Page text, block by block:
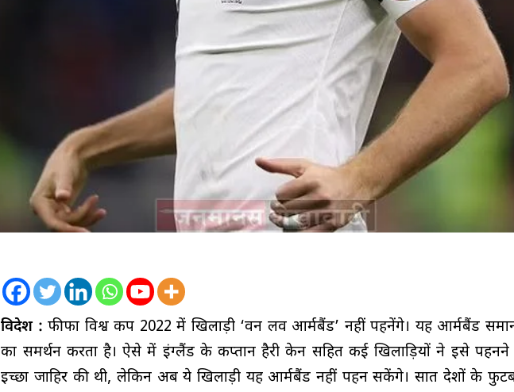
विदेश : फीफा विश्व कप 2022 में खिलाड़ी ‘वन लव आर्मबैंड’ नहीं पहनेंगे। यह आर्मबैंड
का समर्थन करता है। ऐसे में इंग्लैंड के कप्तान हैरी केन सहित कई खिलाड़ियों ने इसे पहनने
इच्छा जाहिर की थी, लेकिन अब ये खिलाड़ी यह आर्मबैंड नहीं पहन सकेंगे। सात देशों के